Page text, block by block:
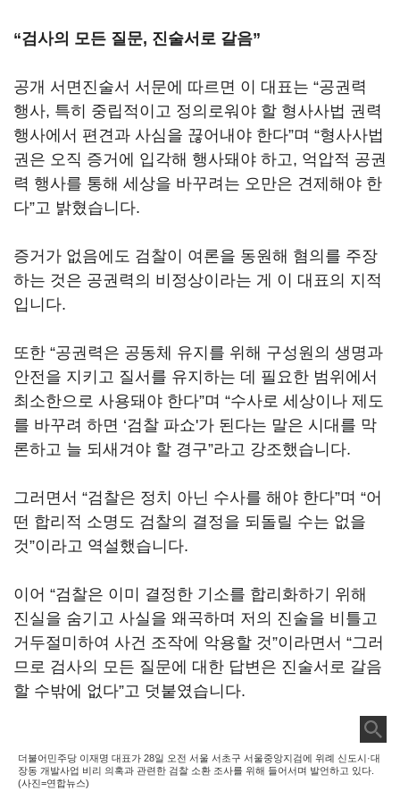
“검사의 모든 질문, 진술서로 갈음”
공개 서면진술서 서문에 따르면 이 대표는 “공권력
행사, 특히 중립적이고 정의로워야 할 형사사법 권력
행사에서 편견과 사심을 끊어내야 한다”며 “형사사법
권은 오직 증거에 입각해 행사돼야 하고, 억압적 공권
력 행사를 통해 세상을 바꾸려는 오만은 견제해야 한
다”고 밝혔습니다.
증거가 없음에도 검찰이 여론을 동원해 혐의를 주장
하는 것은 공권력의 비정상이라는 게 이 대표의 지적
입니다.
또한 “공권력은 공동체 유지를 위해 구성원의 생명과
안전을 지키고 질서를 유지하는 데 필요한 범위에서
최소한으로 사용돼야 한다”며 “수사로 세상이나 제도
를 바꾸려 하면 ‘검찰 파쇼'가 된다는 말은 시대를 막
론하고 늘 되새겨야 할 경구”라고 강조했습니다.
그러면서 “검찰은 정치 아닌 수사를 해야 한다”며 “어
떤 합리적 소명도 검찰의 결정을 되돌릴 수는 없을
것”이라고 역설했습니다.
이어 “검찰은 이미 결정한 기소를 합리화하기 위해
진실을 숨기고 사실을 왜곡하며 저의 진술을 비틀고
거두절미하여 사건 조작에 악용할 것”이라면서 “그러
므로 검사의 모든 질문에 대한 답변은 진술서로 갈음
할 수밖에 없다”고 덧붙였습니다.
더불어민주당 이재명 대표가 28일 오전 서울 서초구 서울중앙지검에 위례 신도시·대
장동 개발사업 비리 의혹과 관련한 검찰 소환 조사를 위해 들어서며 발언하고 있다.
(사진=연합뉴스)